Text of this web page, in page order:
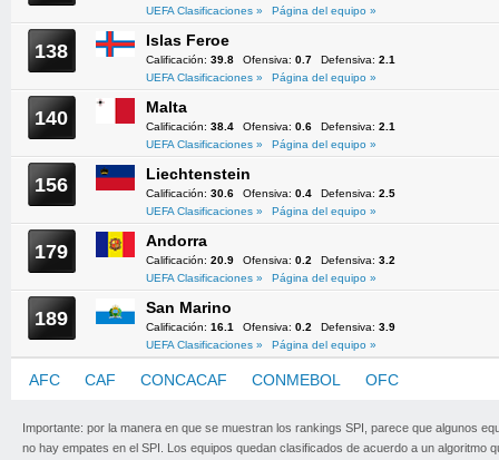
UEFA Clasificaciones »
Página del equipo »
138 Islas Feroe
Calificación: 39.8 Ofensiva: 0.7 Defensiva: 2.1
UEFA Clasificaciones »
Página del equipo »
140 Malta
Calificación: 38.4 Ofensiva: 0.6 Defensiva: 2.1
UEFA Clasificaciones »
Página del equipo »
156 Liechtenstein
Calificación: 30.6 Ofensiva: 0.4 Defensiva: 2.5
UEFA Clasificaciones »
Página del equipo »
179 Andorra
Calificación: 20.9 Ofensiva: 0.2 Defensiva: 3.2
UEFA Clasificaciones »
Página del equipo »
189 San Marino
Calificación: 16.1 Ofensiva: 0.2 Defensiva: 3.9
UEFA Clasificaciones »
Página del equipo »
AFC CAF CONCACAF CONMEBOL OFC
Importante: por la manera en que se muestran los rankings SPI, parece que algunos
no hay empates en el SPI. Los equipos quedan clasificados de acuerdo a un algoritmo